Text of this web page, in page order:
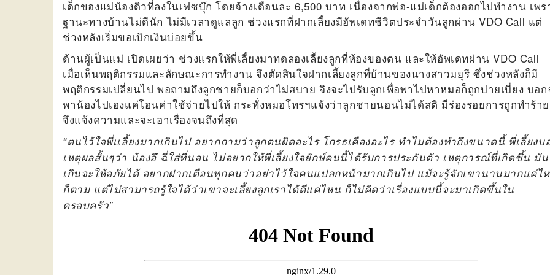
เด็กของแม่น้องดิวที่ลงในเฟซบุ๊ก โดยจ้างเดือนละ 6,500 บาท เนื่องจากพ่อ-แม่เด็กต้องออกไปทำงาน เพร
ฐานะทางบ้านไม่ดีนัก ไม่มีเวลาดูแลลูก ช่วงแรกที่ฝากเลี้ยงมีอัพเดทชีวิตประจำวันลูกผ่าน VDO Call แต่
ช่วงหลังเริ่มขอเบิกเงินบ่อยขึ้น
ด้านผู้เป็นแม่ เปิดเผยว่า ช่วงแรกให้พี่เลี้ยงมาทดลองเลี้ยงลูกที่ห้องของตน และให้อัพเดทผ่าน VDO Call
เมื่อเห็นพฤติกรรมและลักษณะการทำงาน จึงตัดสินใจฝากเลี้ยงลูกที่บ้านของนางสาวมยุรี ซึ่งช่วงหลังก็มี
พฤติกรรมเปลี่ยนไป พอถามถึงลูกชายก็บอกว่าไม่สบาย จึงจะไปรับลูกเพื่อพาไปหาหมอก็ถูกบ่ายเบี่ยง บอก
พาน้องไปเองแค่โอนค่าใช้จ่ายไปให้ กระทั่งหมอโทรฯแจ้งว่าลูกชายนอนไม่ได้สติ มีร่องรอยการถูกทำร้าย
จึงแจ้งความและจะเอาเรื่องจนถึงที่สุด
“ตนไว้ใจพี่เเลี้ยงมากเกินไป อยากถามว่าลูกตนผิดอะไร โกรธเคืองอะไร ทำไมต้องทำถึงขนาดนี้ พี่เลี้ยงบ
เหตุผลสั้นๆว่า น้องอึ ฉี่ใส่ที่นอน ไม่อยากให้พี่เลี้ยงใจยักษ์คนนี้ได้รับการประกันตัว เหตุการณ์ที่เกิดขึ้น มัน
เกินจะให้อภัยได้ อยากฝากเตือนทุกคนว่าอย่าไว้ใจคนแปลกหน้ามากเกินไป แม้จะรู้จักเขานานมากแค่ไ
ก็ตาม แต่ไม่สามารถรู้ใจได้ว่าเขาจะเลี้ยงลูกเราได้ดีแค่ไหน ก็ไม่คิดว่าเรื่องแบบนี้จะมาเกิดขึ้นใน
ครอบครัว”